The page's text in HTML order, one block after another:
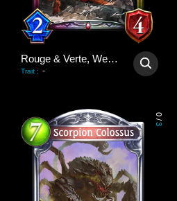
Rouge & Verte, Werekin
Trait : -
0
/
3